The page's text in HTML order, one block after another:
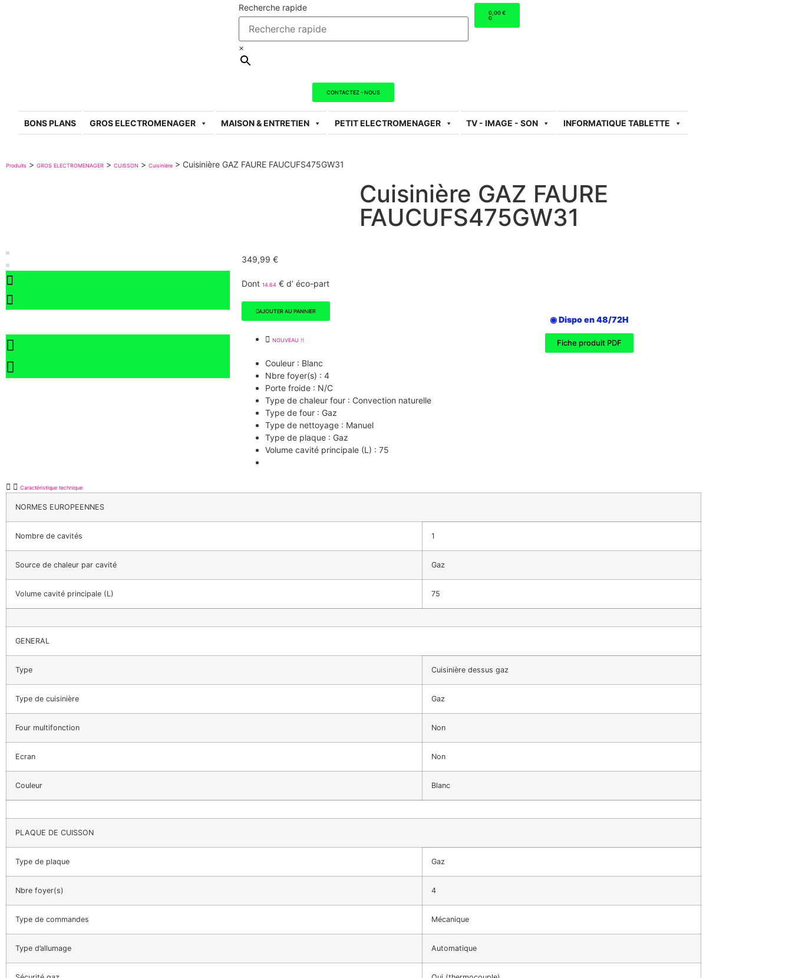
Recherche rapide
×
CONTACTEZ - NOUS
0,00€
0
BONS PLANS GROS ELECTROMENAGER MAISON & ENTRETIEN PETIT ELECTROMENAGER TV - IMAGE - SON INFORMATIQUE TABLETTE
Produits > GROS ELECTROMENAGER > CUISSON > Cuisinière > Cuisinière GAZ FAURE FAUCUFS475GW31
Cuisinière GAZ FAURE
FAUCUFS475GW31
349,99 €
Dont 14.64€ d’ éco-part
AJOUTER AU PANNIER
NOUVEAU !!
Couleur : Blanc
Nbre foyer(s) : 4
Porte froide : N/C
Type de chaleur four : Convection naturelle
Type de four : Gaz
Type de nettoyage : Manuel
Type de plaque : Gaz
Volume cavité principale (L) : 75
◉ Dispo en 48/72H
Fiche produit PDF
Caractéristique technique
NORMES EUROPEENNES
Nombre de cavités 1
Source de chaleur par cavité Gaz
Volume cavité principale (L) 75
GENERAL
Type Cuisinière dessus gaz
Type de cuisinière Gaz
Four multifonction Non
Ecran Non
Couleur Blanc
PLAQUE DE CUISSON
Type de plaque Gaz
Nbre foyer(s) 4
Type de commandes Mécanique
Type d’allumage Automatique